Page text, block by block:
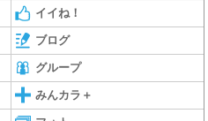
イイね！
ブログ
グループ
みんカラ＋